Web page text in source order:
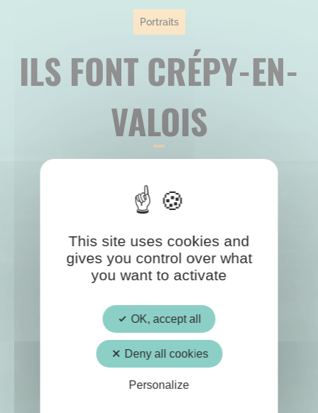
Portraits
ILS FONT CRÉPY-EN-
VALOIS
This site uses cookies and
gives you control over what
you want to activate
OK, accept all
Deny all cookies
Personalize